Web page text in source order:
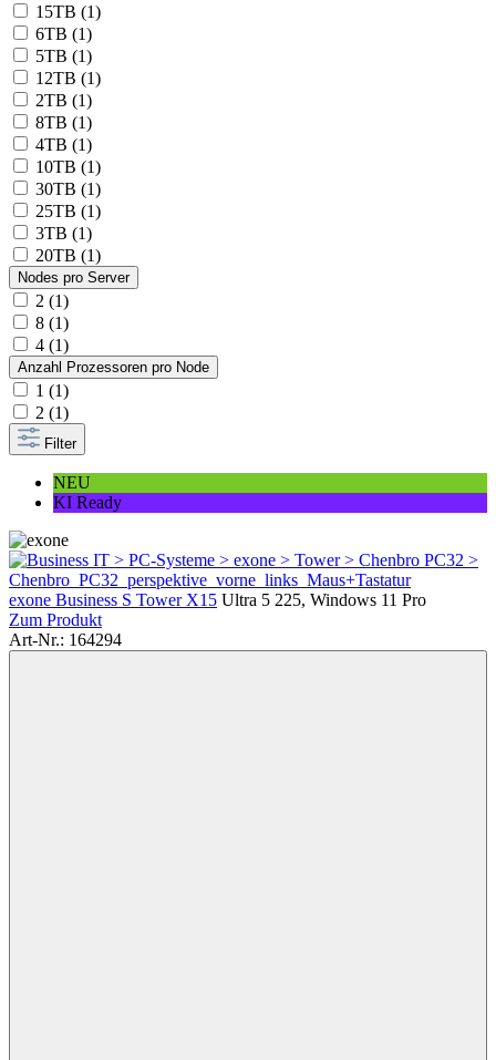
15TB (1)
6TB (1)
5TB (1)
12TB (1)
2TB (1)
8TB (1)
4TB (1)
10TB (1)
30TB (1)
25TB (1)
3TB (1)
20TB (1)
Nodes pro Server
2 (1)
8 (1)
4 (1)
Anzahl Prozessoren pro Node
1 (1)
2 (1)
Filter
NEU
KI Ready
exone Business S Tower X15 Ultra 5 225, Windows 11 Pro
Zum Produkt
Art-Nr.: 164294